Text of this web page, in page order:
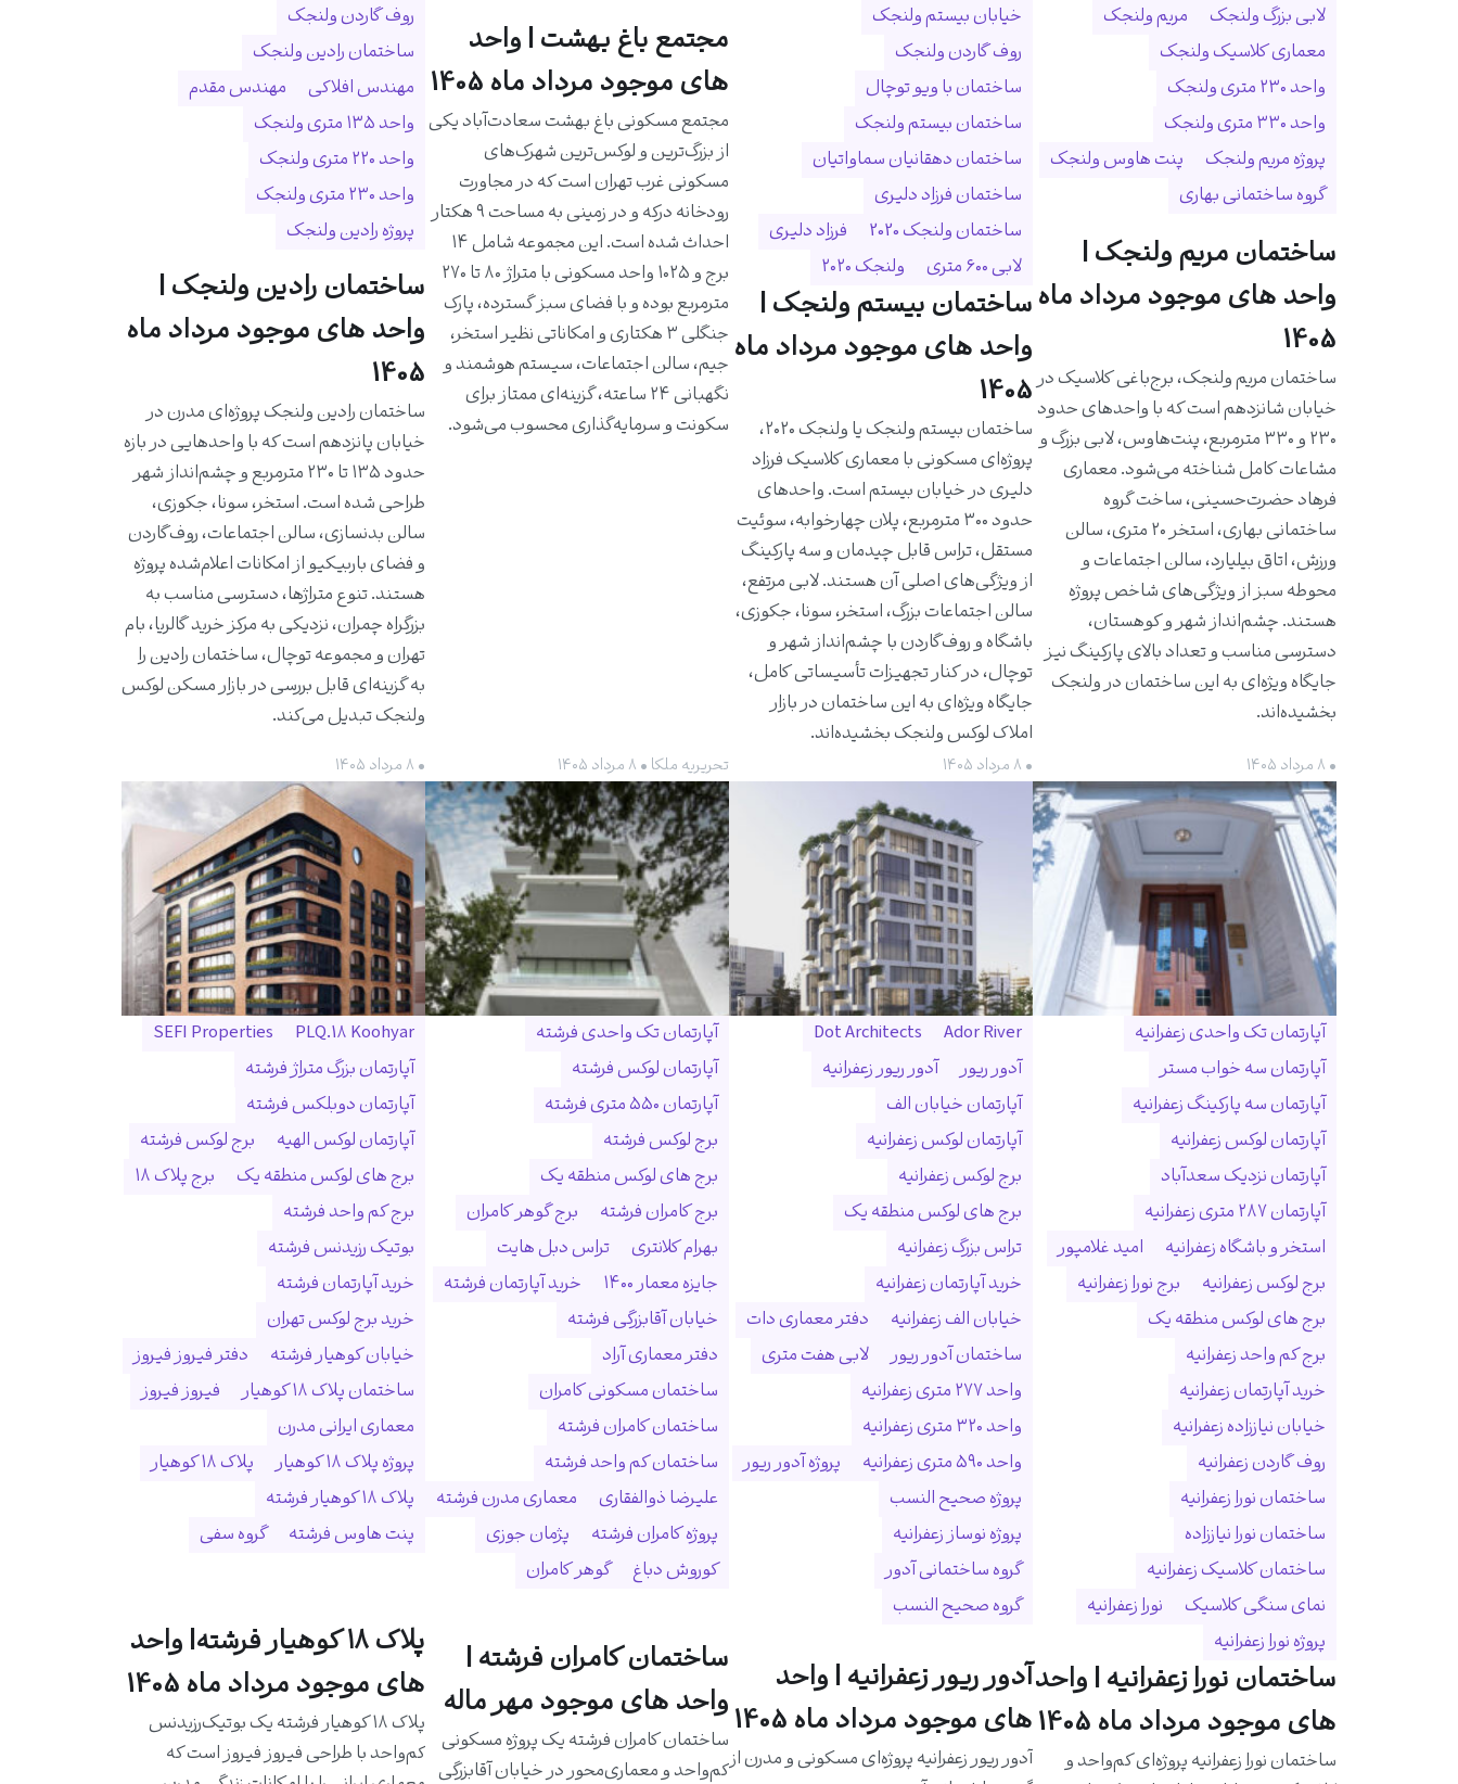
لابی بزرگ ولنجک
مریم ولنجک
معماری کلاسیک ولنجک
واحد ۲۳۰ متری ولنجک
واحد ۳۳۰ متری ولنجک
پروژه مریم ولنجک
پنت هاوس ولنجک
گروه ساختمانی بهاری
ساختمان مریم ولنجک |
واحد های موجود مرداد ماه
1405
ساختمان مریم ولنجک، برج‌باغی کلاسیک در
خیابان شانزدهم است که با واحدهای حدود
۲۳۰ و ۳۳۰ مترمربع، پنت‌هاوس، لابی بزرگ و
مشاعات کامل شناخته می‌شود. معماری
فرهاد حضرت‌حسینی، ساخت گروه
ساختمانی بهاری، استخر ۲۰ متری، سالن
ورزش، اتاق بیلیارد، سالن اجتماعات و
محوطه سبز از ویژگی‌های شاخص پروژه
هستند. چشم‌انداز شهر و کوهستان،
دسترسی مناسب و تعداد بالای پارکینگ نیز
جایگاه ویژه‌ای به این ساختمان در ولنجک
بخشیده‌اند.
• ۸ مرداد ۱۴۰۵
خیابان بیستم ولنجک
روف گاردن ولنجک
ساختمان با ویو توچال
ساختمان بیستم ولنجک
ساختمان دهقانیان سماواتیان
ساختمان فرزاد دلیری
ساختمان ولنجک 2020
فرزاد دلیری
لابی ۶۰۰ متری
ولنجک ۲۰۲۰
ساختمان بیستم ولنجک |
واحد های موجود مرداد ماه
1405
ساختمان بیستم ولنجک یا ولنجک ۲۰۲۰،
پروژه‌ای مسکونی با معماری کلاسیک فرزاد
دلیری در خیابان بیستم است. واحدهای
حدود ۳۰۰ مترمربع، پلان چهارخوابه، سوئیت
مستقل، تراس قابل چیدمان و سه پارکینگ
از ویژگی‌های اصلی آن هستند. لابی مرتفع،
سالن اجتماعات بزرگ، استخر، سونا، جکوزی،
باشگاه و روف‌گاردن با چشم‌انداز شهر و
توچال، در کنار تجهیزات تأسیساتی کامل،
جایگاه ویژه‌ای به این ساختمان در بازار
املاک لوکس ولنجک بخشیده‌اند.
• ۸ مرداد ۱۴۰۵
مجتمع باغ بهشت | واحد
های موجود مرداد ماه 1405
مجتمع مسکونی باغ بهشت سعادت‌آباد یکی
از بزرگ‌ترین و لوکس‌ترین شهرک‌های
مسکونی غرب تهران است که در مجاورت
رودخانه درکه و در زمینی به مساحت ۹ هکتار
احداث شده است. این مجموعه شامل ۱۴
برج و ۱۰۲۵ واحد مسکونی با متراژ ۸۰ تا ۲۷۰
مترمربع بوده و با فضای سبز گسترده، پارک
جنگلی ۳ هکتاری و امکاناتی نظیر استخر،
جیم، سالن اجتماعات، سیستم هوشمند و
نگهبانی ۲۴ ساعته، گزینه‌ای ممتاز برای
سکونت و سرمایه‌گذاری محسوب می‌شود.
تحریریه ملکا • ۸ مرداد ۱۴۰۵
روف گاردن ولنجک
ساختمان رادین ولنجک
مهندس افلاکی
مهندس مقدم
واحد ۱۳۵ متری ولنجک
واحد ۲۲۰ متری ولنجک
واحد ۲۳۰ متری ولنجک
پروژه رادین ولنجک
ساختمان رادین ولنجک |
واحد های موجود مرداد ماه
1405
ساختمان رادین ولنجک پروژه‌ای مدرن در
خیابان پانزدهم است که با واحدهایی در بازه
حدود ۱۳۵ تا ۲۳۰ مترمربع و چشم‌انداز شهر
طراحی شده است. استخر، سونا، جکوزی،
سالن بدنسازی، سالن اجتماعات، روف‌گاردن
و فضای باربیکیو از امکانات اعلام‌شده پروژه
هستند. تنوع متراژها، دسترسی مناسب به
بزرگراه چمران، نزدیکی به مرکز خرید گالریا، بام
تهران و مجموعه توچال، ساختمان رادین را
به گزینه‌ای قابل بررسی در بازار مسکن لوکس
ولنجک تبدیل می‌کند.
• ۸ مرداد ۱۴۰۵
آپارتمان تک واحدی زعفرانیه
آپارتمان سه خواب مستر
آپارتمان سه پارکینگ زعفرانیه
آپارتمان لوکس زعفرانیه
آپارتمان نزدیک سعدآباد
آپارتمان ۲۸۷ متری زعفرانیه
استخر و باشگاه زعفرانیه
امید غلامپور
برج لوکس زعفرانیه
برج نورا زعفرانیه
برج های لوکس منطقه یک
برج کم واحد زعفرانیه
خرید آپارتمان زعفرانیه
خیابان نیاززاده زعفرانیه
روف گاردن زعفرانیه
ساختمان نورا زعفرانیه
ساختمان نورا نیاززاده
ساختمان کلاسیک زعفرانیه
نمای سنگی کلاسیک
نورا زعفرانیه
پروژه نورا زعفرانیه
ساختمان نورا زعفرانیه | واحد
های موجود مرداد ماه 1405
ساختمان نورا زعفرانیه پروژه‌ای کم‌واحد و
Ador River
Dot Architects
آدور ریور
آدور ریور زعفرانیه
آپارتمان خیابان الف
آپارتمان لوکس زعفرانیه
برج لوکس زعفرانیه
برج های لوکس منطقه یک
تراس بزرگ زعفرانیه
خرید آپارتمان زعفرانیه
خیابان الف زعفرانیه
دفتر معماری دات
ساختمان آدور ریور
لابی هفت متری
واحد ۲۷۷ متری زعفرانیه
واحد ۳۲۰ متری زعفرانیه
واحد ۵۹۰ متری زعفرانیه
پروژه آدور ریور
پروژه صحیح النسب
پروژه نوساز زعفرانیه
گروه ساختمانی آدور
گروه صحیح النسب
آدور ریور زعفرانیه | واحد
های موجود مرداد ماه 1405
آدور ریور زعفرانیه پروژه‌ای مسکونی و مدرن از
آپارتمان تک واحدی فرشته
آپارتمان لوکس فرشته
آپارتمان ۵۵۰ متری فرشته
برج لوکس فرشته
برج های لوکس منطقه یک
برج کامران فرشته
برج گوهر کامران
بهرام کلانتری
تراس دبل هایت
جایزه معمار ۱۴۰۰
خرید آپارتمان فرشته
خیابان آقابزرگی فرشته
دفتر معماری آراد
ساختمان مسکونی کامران
ساختمان کامران فرشته
ساختمان کم واحد فرشته
علیرضا ذوالفقاری
معماری مدرن فرشته
پروژه کامران فرشته
پژمان جوزی
کوروش دباغ
گوهر کامران
ساختمان کامران فرشته |
واحد های موجود مهر ماله
ساختمان کامران فرشته یک پروژه مسکونی
کم‌واحد و معماری‌محور در خیابان آقابزرگی
PLQ.18 Koohyar
SEFI Properties
آپارتمان بزرگ متراژ فرشته
آپارتمان دوبلکس فرشته
آپارتمان لوکس الهیه
برج لوکس فرشته
برج های لوکس منطقه یک
برج پلاک ۱۸
برج کم واحد فرشته
بوتیک رزیدنس فرشته
خرید آپارتمان فرشته
خرید برج لوکس تهران
خیابان کوهیار فرشته
دفتر فیروز فیروز
ساختمان پلاک ۱۸ کوهیار
فیروز فیروز
معماری ایرانی مدرن
پروژه پلاک ۱۸ کوهیار
پلاک ۱۸ کوهیار
پلاک ۱۸ کوهیار فرشته
پنت هاوس فرشته
گروه سفی
پلاک ۱۸ کوهیار فرشته| واحد
های موجود مرداد ماه 1405
پلاک ۱۸ کوهیار فرشته یک بوتیک‌رزیدنس
کم‌واحد با طراحی فیروز فیروز است که